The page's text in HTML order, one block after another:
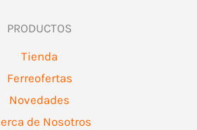
PRODUCTOS
Tienda
Ferreofertas
Novedades
de Nosotros